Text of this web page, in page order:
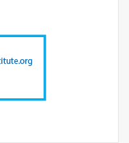
Press
林博士指出，
种协商关系
是负责制定全国性